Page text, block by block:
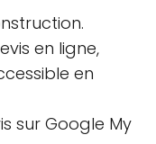
en ligne,
en
sur Google My